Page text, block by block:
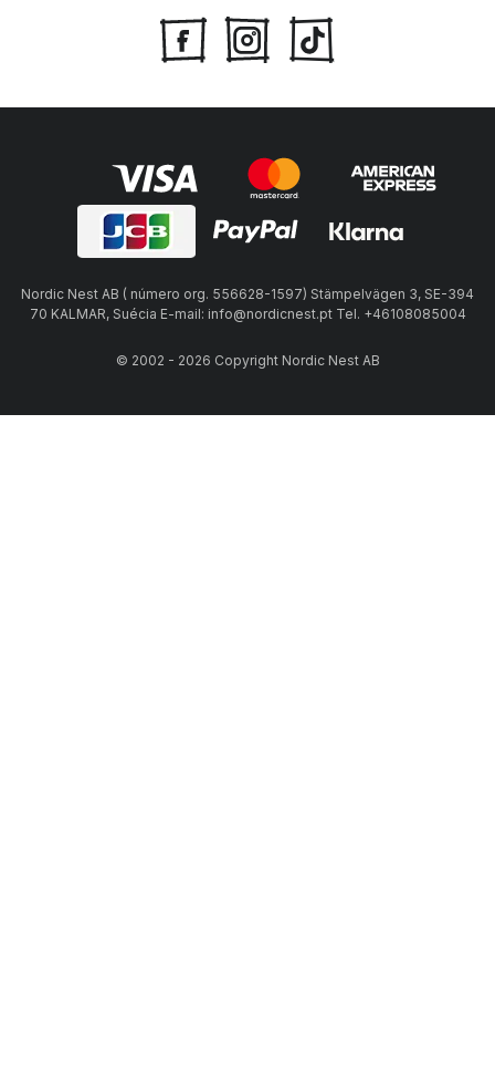
Nordic Nest AB ( número org. 556628-1597) Stämpelvägen 3, SE-394
70 KALMAR, Suécia E-mail: info@nordicnest.pt Tel. +46108085004
© 2002 - 2026 Copyright Nordic Nest AB